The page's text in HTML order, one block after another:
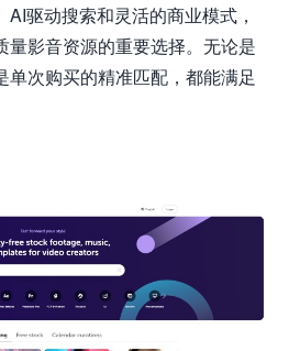
驱动搜索和灵活的商业模式，
量影音资源的重要选择。无论是
单次购买的精准匹配，都能满足